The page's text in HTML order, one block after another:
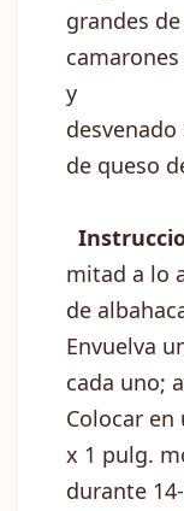
grandes
y
de queso
mitad a lo
de
Envuelva
cada uno;
Colocar en
x 1 pulg.
durante